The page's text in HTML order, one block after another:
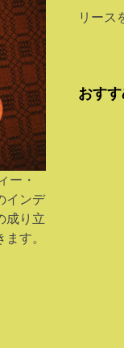
ー・
インデ
成り立
す。
リース
おす